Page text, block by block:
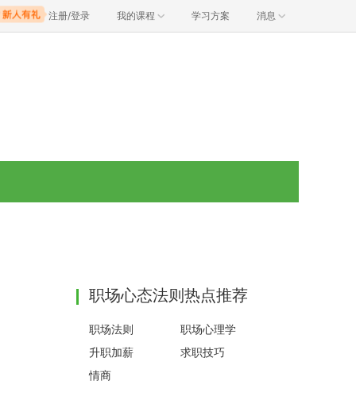
注册/登录 我的课程 学习方案 消息
职场心态法则热点推荐
职场法则
职场心理学
升职加薪
求职技巧
情商